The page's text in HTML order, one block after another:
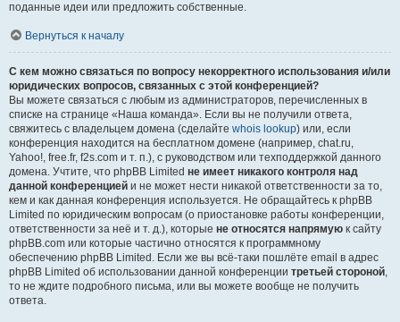
поданные идеи или предложить собственные.
Вернуться к началу
С кем можно связаться по вопросу некорректного использования и/или
юридических вопросов, связанных с этой конференцией?
Вы можете связаться с любым из администраторов, перечисленных в
списке на странице «Наша команда». Если вы не получили ответа,
свяжитесь с владельцем домена (сделайте whois lookup) или, если
конференция находится на бесплатном домене (например, chat.ru,
Yahoo!, free.fr, f2s.com и т. п.), с руководством или техподдержкой данного
домена. Учтите, что phpBB Limited не имеет никакого контроля над
данной конференцией и не может нести никакой ответственности за то,
кем и как данная конференция используется. Не обращайтесь к phpBB
Limited по юридическим вопросам (о приостановке работы конференции,
ответственности за неё и т. д.), которые не относятся напрямую к сайту
phpBB.com или которые частично относятся к программному
обеспечению phpBB Limited. Если же вы всё-таки пошлёте email в адрес
phpBB Limited об использовании данной конференции третьей стороной,
то не ждите подробного письма, или вы можете вообще не получить
ответа.